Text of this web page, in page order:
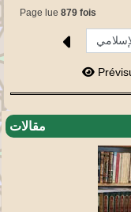
مقالات
Page lue 879 fois